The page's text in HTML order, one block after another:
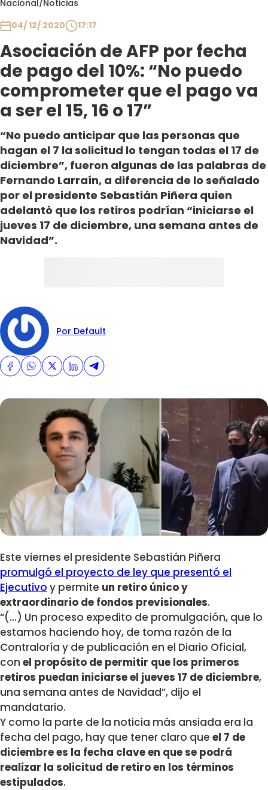
Nacional/Noticias
04/ 12/ 2020
17:17
Asociación de AFP por fecha
de pago del 10%: “No puedo
comprometer que el pago va
a ser el 15, 16 o 17”
“No puedo anticipar que las personas que
hagan el 7 la solicitud lo tengan todas el 17 de
diciembre”, fueron algunas de las palabras de
Fernando Larraín, a diferencia de lo señalado
por el presidente Sebastián Piñera quien
adelantó que los retiros podrían “iniciarse el
jueves 17 de diciembre, una semana antes de
Navidad”.
Por Default
Este viernes el presidente Sebastián Piñera
promulgó el proyecto de ley que presentó el
Ejecutivo y permite un retiro único y
extraordinario de fondos previsionales.
“(…) Un proceso expedito de promulgación, que lo
estamos haciendo hoy, de toma razón de la
Contraloría y de publicación en el Diario Oficial,
con el propósito de permitir que los primeros
retiros puedan iniciarse el jueves 17 de diciembre,
una semana antes de Navidad”, dijo el
mandatario.
Y como la parte de la noticia más ansiada era la
fecha del pago, hay que tener claro que el 7 de
diciembre es la fecha clave en que se podrá
realizar la solicitud de retiro en los términos
estipulados.
Club De La Comedia
Contigo en Directo
Plan Perfecto
El Tiempo
Sabingo
Todos Los Programas